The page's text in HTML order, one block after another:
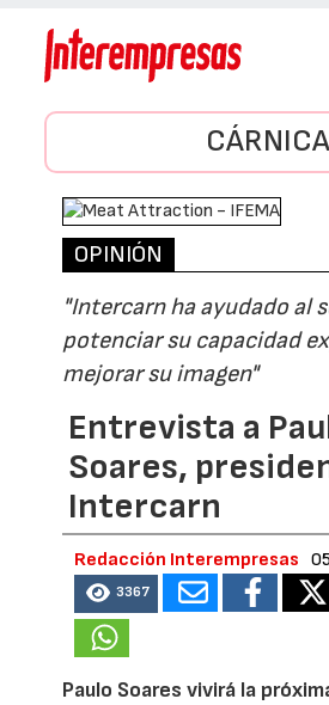
CÁRNICA
OPINIÓN
"Intercarn ha ayudado al
potenciar su capacidad
mejorar su imagen"
Entrevista a
Soares,
Intercarn
Redacción Interempresas
3367
Paulo Soares vivirá la